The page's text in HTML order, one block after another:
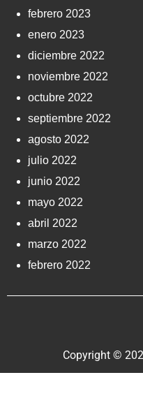
febrero 2023
enero 2023
diciembre 2022
noviembre 2022
octubre 2022
septiembre 2022
agosto 2022
julio 2022
junio 2022
mayo 2022
abril 2022
marzo 2022
febrero 2022
Copyright ©